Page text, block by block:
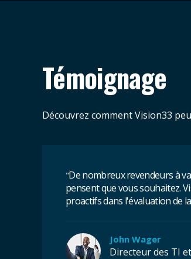
Témoignage
Découvrez comment Vision33
"De nombreux revendeurs à
pensent que vous souhaitez.
proactifs dans l'évaluation de
John Wager
Directeur des TI